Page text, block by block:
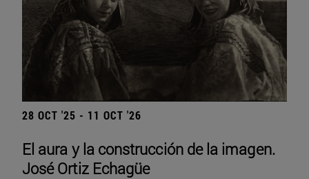
28 OCT '25 - 11 OCT '26
El aura y la construcción de la imagen.
José Ortiz Echagüe